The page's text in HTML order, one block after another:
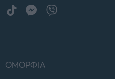
ΟΜΟΡΦΙΑ